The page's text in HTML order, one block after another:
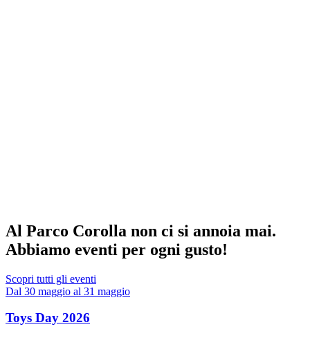
Al Parco Corolla non ci si annoia mai.
Abbiamo eventi per ogni gusto!
Scopri tutti gli eventi
Dal 30 maggio al 31 maggio
Toys Day 2026